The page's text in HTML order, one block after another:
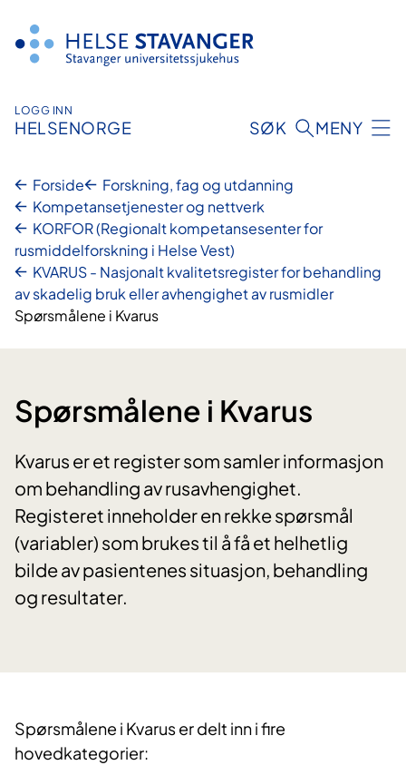
innhold
LOGG INN
HELSENORGE SØK MENY
Forside
Forskning, fag og utdanning
Kompetansetjenester og nettverk
KORFOR (Regionalt kompetansesenter for
rusmiddelforskning i Helse Vest)
KVARUS - Nasjonalt kvalitetsregister for behandling
av skadelig bruk eller avhengighet av rusmidler
Spørsmålene i Kvarus
Spørsmålene i Kvarus
Kvarus er et register som samler informasjon
om behandling av rusavhengighet.
Registeret inneholder en rekke spørsmål
(variabler) som brukes til å få et helhetlig
bilde av pasientenes situasjon, behandling
og resultater.
Spørsmålene i Kvarus er delt inn i fire
hovedkategorier: